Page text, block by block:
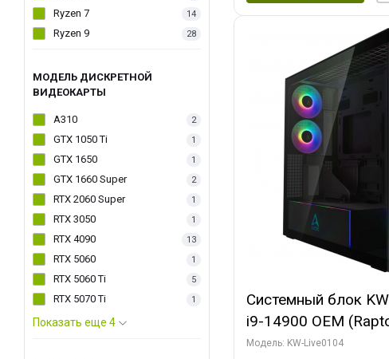
Ryzen 7 14
Ryzen 9 28
МОДЕЛЬ ДИСКРЕТНОЙ
ВИДЕОКАРТЫ
A310 2
GTX 1050 Ti 1
GTX 1650 1
GTX 1660 Super 2
RTX 2060 Super 1
RTX 3050 1
RTX 4090 13
RTX 5060 1
RTX 5060 Ti 5
RTX 5070 Ti 1
Показать еще 4
Системный блок
i9-14900 OEM
C24 16EC/8PC// 64
Модель: KW-Live0104